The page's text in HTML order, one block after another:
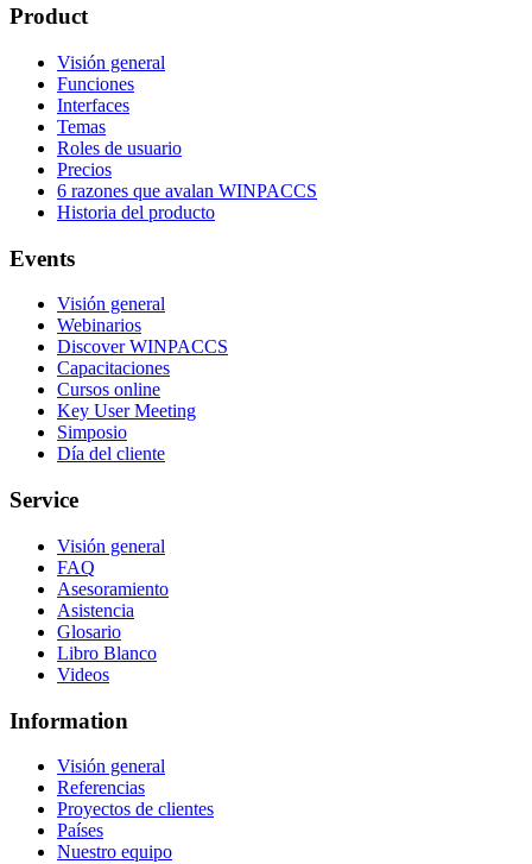
Product
Visión general
Funciones
Interfaces
Temas
Roles de usuario
Precios
6 razones que avalan WINPACCS
Historia del producto
Events
Visión general
Webinarios
Discover WINPACCS
Capacitaciones
Cursos online
Key User Meeting
Simposio
Día del cliente
Service
Visión general
FAQ
Asesoramiento
Asistencia
Glosario
Libro Blanco
Videos
Information
Visión general
Referencias
Proyectos de clientes
Países
Nuestro equipo